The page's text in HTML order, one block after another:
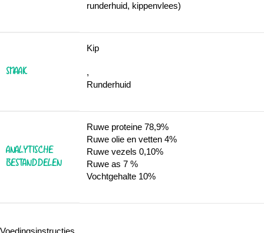
runderhuid, kippenvlees)
SMAAK
Kip
,
Runderhuid
ANALYTISCHE
BESTANDDELEN
Ruwe proteine 78,9%
Ruwe olie en vetten 4%
Ruwe vezels 0,10%
Ruwe as 7 %
Vochtgehalte 10%
Voedingsinstructies